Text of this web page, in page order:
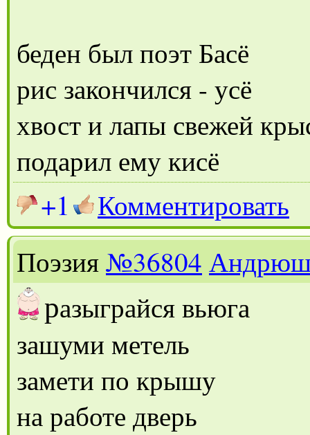
беден был поэт Басё
рис закончился - усё
хвост и лапы свежей
подарил ему кисё
+1
Комментировать
Поэзия№36804
разыграйся вьюга
зашуми метель
замети по крышу
на работе дверь